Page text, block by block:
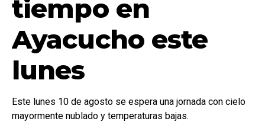
tiempo en
Ayacucho este
lunes
Este lunes 10 de agosto se espera una jornada con cielo
mayormente nublado y temperaturas bajas.